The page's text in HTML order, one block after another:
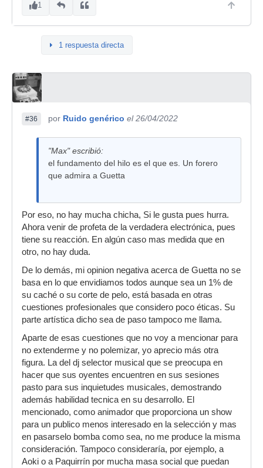
1
1 respuesta directa
#36 por Ruido genérico el 26/04/2022
"Max" escribió:
el fundamento del hilo es el que es. Un forero
que admira a Guetta
Por eso, no hay mucha chicha, Si le gusta pues hurra.
Ahora venir de profeta de la verdadera electrónica, pues
tiene su reacción. En algún caso mas medida que en
otro, no hay duda.
De lo demás, mi opinion negativa acerca de Guetta no se
basa en lo que envidiamos todos aunque sea un 1% de
su caché o su corte de pelo, está basada en otras
cuestiones profesionales que considero poco éticas. Su
parte artística dicho sea de paso tampoco me llama.
Aparte de esas cuestiones que no voy a mencionar para
no extenderme y no polemizar, yo aprecio más otra
figura. La del dj selector musical que se preocupa en
hacer que sus oyentes encuentren en sus sesiones
pasto para sus inquietudes musicales, demostrando
además habilidad tecnica en su desarrollo. El
mencionado, como animador que proporciona un show
para un publico menos interesado en la selección y mas
en pasarselo bomba como sea, no me produce la misma
consideración. Tampoco consideraría, por ejemplo, a
Aoki o a Paquirrín por mucha masa social que puedan